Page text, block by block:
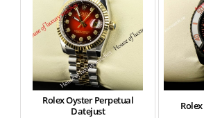
Rolex Oyster Perpetual
Datejust